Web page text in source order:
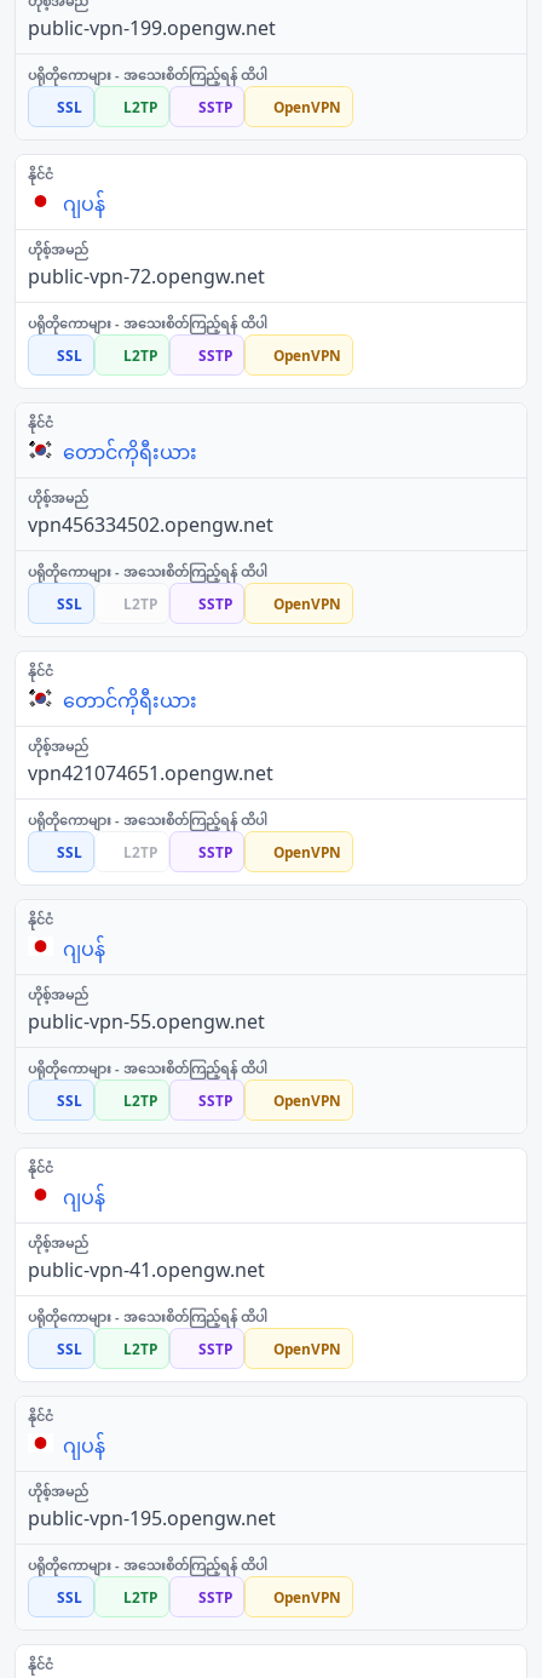
public-vpn-199.opengw.net
SSL L2TP SSTP OpenVPN
ဂျပန်
public-vpn-72.opengw.net
SSL L2TP SSTP OpenVPN
တောင်ကိုရီးယား
vpn456334502.opengw.net
SSL L2TP SSTP OpenVPN
တောင်ကိုရီးယား
vpn421074651.opengw.net
SSL L2TP SSTP OpenVPN
ဂျပန်
public-vpn-55.opengw.net
SSL L2TP SSTP OpenVPN
ဂျပန်
public-vpn-41.opengw.net
SSL L2TP SSTP OpenVPN
ဂျပန်
public-vpn-195.opengw.net
SSL L2TP SSTP OpenVPN